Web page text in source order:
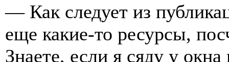
— Как следует из
еще какие-то ресурсы,
Знаете, если я сяду у окна